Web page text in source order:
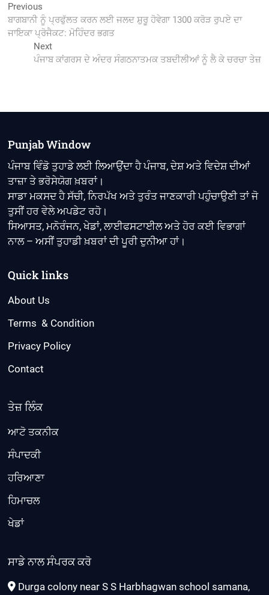
Post
navigation
Previous
post:
ਬਾਗਬਾਨੀ ਨੂੰ ਪ੍ਰਫੁੱਲਤ ਕਰਨ ਲਈ ਜਲਦ ਸ਼ੁਰੂ ਹੋਵੇਗਾ 1300 ਕਰੋੜ ਰੁਪਏ ਦਾ
ਜਾਇਕਾ ਪ੍ਰੋਜੈਕਟ: ਮੋਹਿੰਦਰ ਭਗਤ
NextNext
post:
ਪੰਜਾਬ ਕਾਂਗਰਸ ਦੇ ਅੰਦਰ ਸੰਗਠਨਾਤਮਕ ਤਬਦੀਲੀਆਂ ਨੂੰ ਲੈ ਕੇ ਚਰਚਾ ਤੇਜ਼
Punjab Window
ਪੰਜਾਬ ਵਿੰਡੋ ਤੁਹਾਡੇ ਲਈ ਲਿਆਉਂਦਾ ਹੈ ਪੰਜਾਬ, ਦੇਸ਼ ਅਤੇ ਵਿਦੇਸ਼ ਦੀਆਂ
ਤਾਜ਼ਾ ਤੇ ਭਰੋਸੇਯੋਗ ਖ਼ਬਰਾਂ।
ਸਾਡਾ ਮਕਸਦ ਹੈ ਸੱਚੀ, ਨਿਰਪੱਖ ਅਤੇ ਤੁਰੰਤ ਜਾਣਕਾਰੀ ਪਹੁੰਚਾਉਣੀ ਤਾਂ ਜੋ
ਤੁਸੀਂ ਹਰ ਵੇਲੇ ਅਪਡੇਟ ਰਹੋ।
ਸਿਆਸਤ, ਮਨੋਰੰਜਨ, ਖੇਡਾਂ, ਲਾਈਫਸਟਾਈਲ ਅਤੇ ਹੋਰ ਕਈ ਵਿਭਾਗਾਂ
ਨਾਲ – ਅਸੀਂ ਤੁਹਾਡੀ ਖ਼ਬਰਾਂ ਦੀ ਪੂਰੀ ਦੁਨੀਆ ਹਾਂ।
Quick links
About Us
Terms & Condition
Privacy Policy
Contact
ਤੇਜ਼ ਲਿੰਕ
ਆਟੋ ਤਕਨੀਕ
ਸੰਪਾਦਕੀ
ਹਰਿਆਣਾ
ਹਿਮਾਚਲ
ਖੇਡਾਂ
ਸਾਡੇ ਨਾਲ ਸੰਪਰਕ ਕਰੋ
Durga colony near S S Harbhagwan school samana,